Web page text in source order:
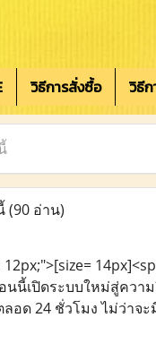
วิธีการสั่งซื้อ วิธี
(90 อ่าน)
นี้เปิดระบบใหม่สู่ควา
ด 24 ชั่วโมง ไม่ว่า